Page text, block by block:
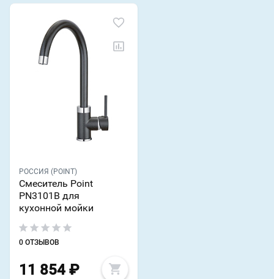
РОССИЯ (POINT)
Смеситель Point
PN3101B для
кухонной мойки
0 ОТЗЫВОВ
11 854 ₽